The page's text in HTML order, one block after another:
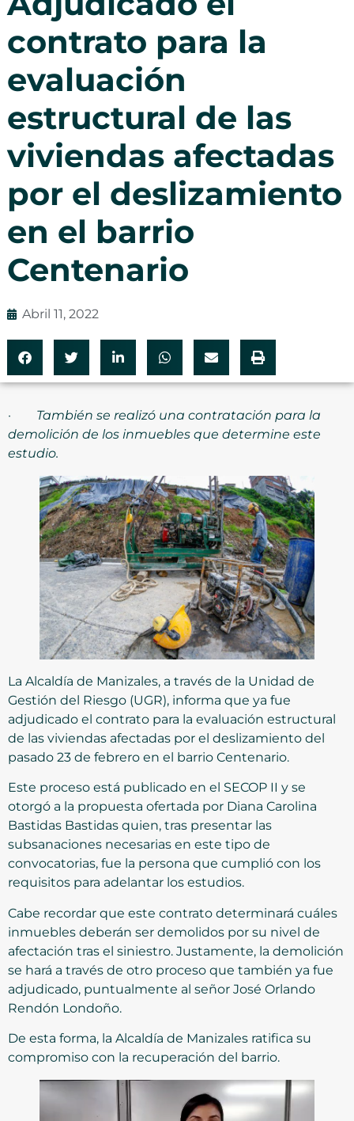
contrato para la
evaluación
estructural de las
viviendas afectadas
por el deslizamiento
en el barrio
Centenario
Abril 11, 2022
· También se realizó una contratación para la
demolición de los inmuebles que determine este
estudio.
La Alcaldía de Manizales, a través de la Unidad de
Gestión del Riesgo (UGR), informa que ya fue
adjudicado el contrato para la evaluación estructural
de las viviendas afectadas por el deslizamiento del
pasado 23 de febrero en el barrio Centenario.
Este proceso está publicado en el SECOP II y se
otorgó a la propuesta ofertada por Diana Carolina
Bastidas Bastidas quien, tras presentar las
subsanaciones necesarias en este tipo de
convocatorias, fue la persona que cumplió con los
requisitos para adelantar los estudios.
Cabe recordar que este contrato determinará cuáles
inmuebles deberán ser demolidos por su nivel de
afectación tras el siniestro. Justamente, la demolición
se hará a través de otro proceso que también ya fue
adjudicado, puntualmente al señor José Orlando
Rendón Londoño.
De esta forma, la Alcaldía de Manizales ratifica su
compromiso con la recuperación del barrio.